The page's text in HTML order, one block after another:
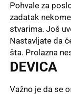
Pohvale za
zadatak
stvarima. Još
Nastavljate da
šta. Prolazna
DEVICA
Važno je da se